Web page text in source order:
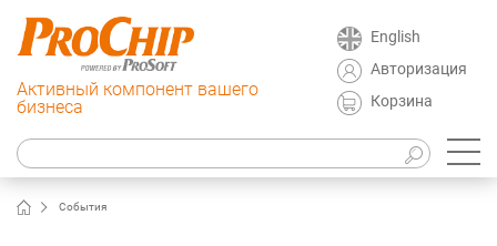
Активный компонент вашего
бизнеса
English
Авторизация
Корзина
События